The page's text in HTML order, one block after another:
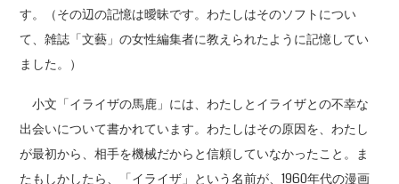
す。（その辺の記憶は曖昧です。わたしはそのソフトについ
て、雑誌「文藝」の女性編集者に教えられたように記憶してい
ました。）
小文「イライザの馬鹿」には、わたしとイライザとの不幸な
出会いについて書かれています。わたしはその原因を、わたし
が最初から、相手を機械だからと信頼していなかったこと。ま
たもしかしたら、「イライザ」という名前が、1960年代の漫画